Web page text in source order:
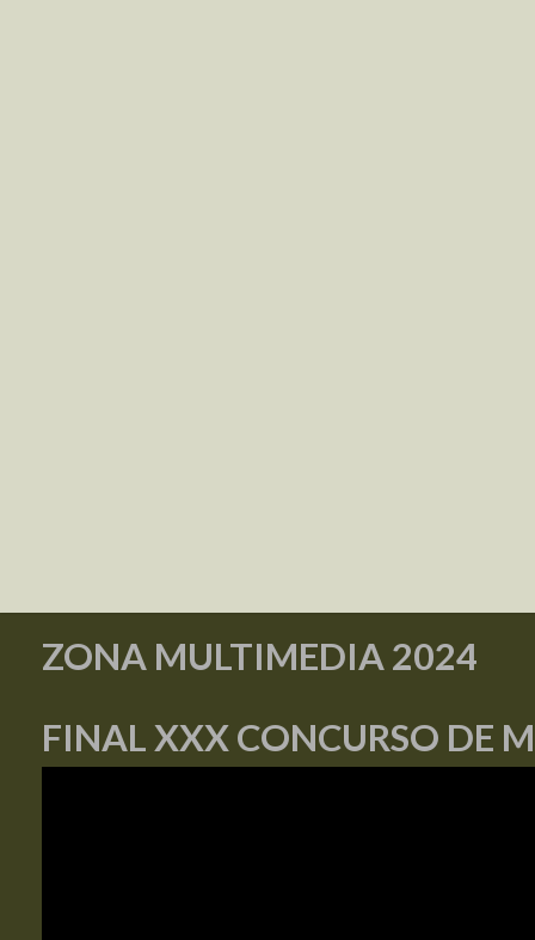
ZONA MULTIMEDIA 2024
FINAL XXX CONCURSO DE